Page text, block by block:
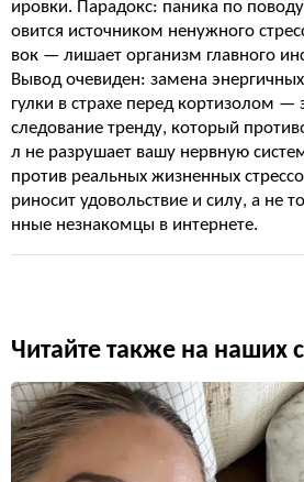
ировки. Парадокс: паника по
овится источником ненужного
вок — лишает организм главного
Вывод очевиден: замена
гулки в страхе перед кортизолом —
следование тренду, который
л не разрушает вашу нервную
против реальных жизненных
риносит удовольствие и силу, а не
нные незнакомцы в интернете.
Читайте также на наших